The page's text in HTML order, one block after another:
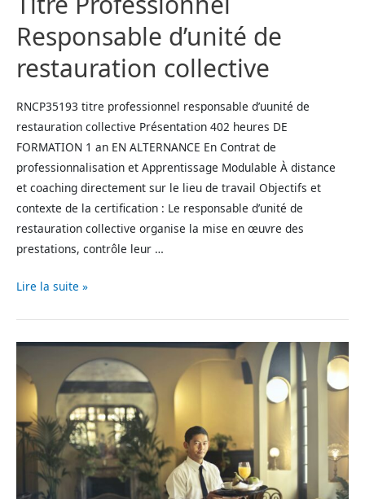
Responsable d’unité de
restauration collective
RNCP35193 titre professionnel responsable d’uunité de
restauration collective Présentation 402 heures DE
FORMATION 1 an EN ALTERNANCE En Contrat de
professionnalisation et Apprentissage Modulable​ À distance
et coaching directement sur le lieu de travail Objectifs et
contexte de la certification : Le responsable d’unité de
restauration collective organise la mise en œuvre des
prestations, contrôle leur …
Lire la suite »